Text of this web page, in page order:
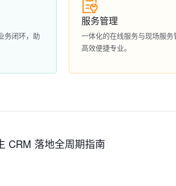
务闭环，助
服务管理
一体化的在线服务与现场服务
高效便捷专业。
CRM 落地全周期指南